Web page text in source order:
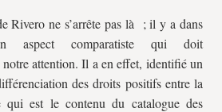
Rivero ne s’arrête pas là ; il y a dans
aspect comparatiste qui doit
attention. Il a en effet, identifié un
des droits positifs entre la
qui est le contenu du catalogue des